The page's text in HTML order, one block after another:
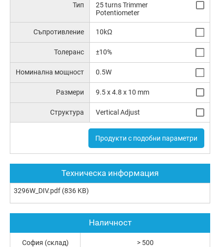
Тип
25 turns Trimmer
Potentiometer
Съпротивление 10kΩ
Толеранс ±10%
Номинална мощност 0.5W
Размери 9.5 x 4.8 x 10 mm
Структура Vertical Adjust
Продукти с подобни параметри
Техническа информация
3296W_DIV.pdf (836 KB)
Наличност
София (склад) > 500